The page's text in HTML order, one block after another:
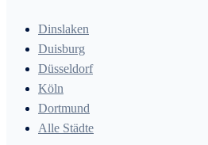
Dinslaken
Duisburg
Düsseldorf
Köln
Dortmund
Alle Städte